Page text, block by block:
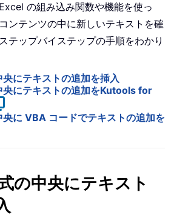
の組み込み関数や機能を使っ
ンテンツの中に新しいテキストを確
テップバイステップの手順をわかり
にテキストの追加を挿入
央にテキストの追加をKutools for
に VBA コードでテキストの追加を
の中央にテキスト